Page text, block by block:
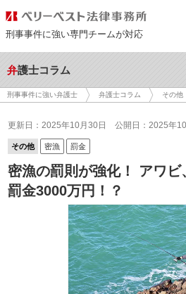
刑事事件に強い専門チームが対応
弁護士コラム
刑事事件に強い弁護士 弁護士コラム その他
更新日：2025年10月30日 公開日：2025年
その他 密漁 罰金
密漁の罰則が強化！ アワビ
罰金3000万円！？